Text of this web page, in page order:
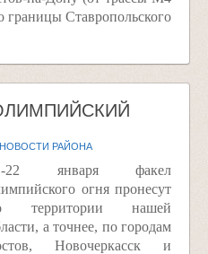
Ставропольского
НОВОСТИ РАЙОНА
22 января факел
огня пронесут
территории нашей
а точнее, по городам
Новочеркасск и